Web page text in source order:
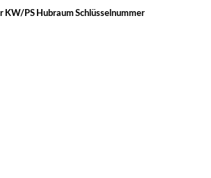
KW/PS HubraumSchlüsselnummer